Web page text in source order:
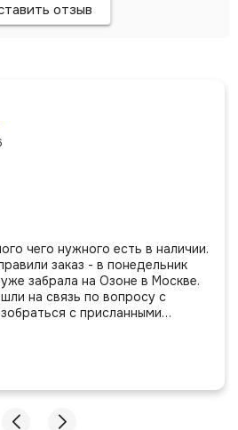
отзыв
чего нужного есть в наличии.
заказ - в понедельник
уже забрала на Озоне в Москве.
на связь по вопросу с
с присланными
очень приятно. Спасибо